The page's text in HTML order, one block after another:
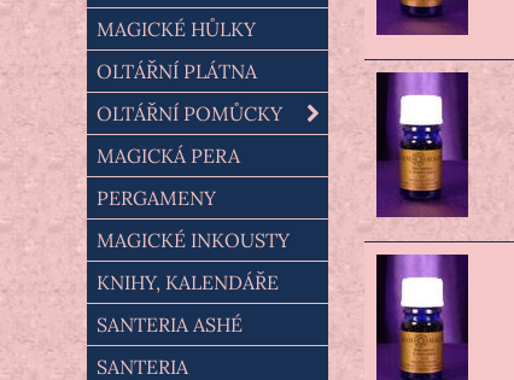
MAGICKÉ HŮLKY
OLTÁŘNÍ PLÁTNA
OLTÁŘNÍ POMŮCKY
MAGICKÁ PERA
PERGAMENY
MAGICKÉ INKOUSTY
KNIHY, KALENDÁŘE
SANTERIA ASHÉ
SANTERIA